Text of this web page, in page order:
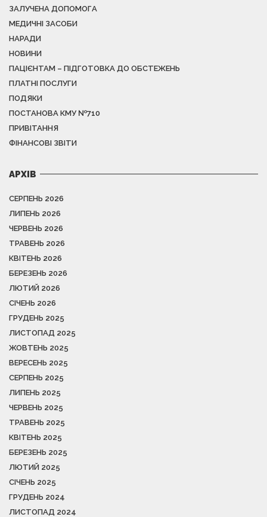
ЗАЛУЧЕНА ДОПОМОГА
МЕДИЧНІ ЗАСОБИ
НАРАДИ
НОВИНИ
ПАЦІЄНТАМ – ПІДГОТОВКА ДО ОБСТЕЖЕНЬ
ПЛАТНІ ПОСЛУГИ
ПОДЯКИ
ПОСТАНОВА КМУ №710
ПРИВІТАННЯ
ФІНАНСОВІ ЗВІТИ
АРХІВ
СЕРПЕНЬ 2026
ЛИПЕНЬ 2026
ЧЕРВЕНЬ 2026
ТРАВЕНЬ 2026
КВІТЕНЬ 2026
БЕРЕЗЕНЬ 2026
ЛЮТИЙ 2026
СІЧЕНЬ 2026
ГРУДЕНЬ 2025
ЛИСТОПАД 2025
ЖОВТЕНЬ 2025
ВЕРЕСЕНЬ 2025
СЕРПЕНЬ 2025
ЛИПЕНЬ 2025
ЧЕРВЕНЬ 2025
ТРАВЕНЬ 2025
КВІТЕНЬ 2025
БЕРЕЗЕНЬ 2025
ЛЮТИЙ 2025
СІЧЕНЬ 2025
ГРУДЕНЬ 2024
ЛИСТОПАД 2024